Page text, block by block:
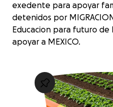
exedente para apoyar
detenidos por
Educacion para futuro de
apoyar a MEXICO.